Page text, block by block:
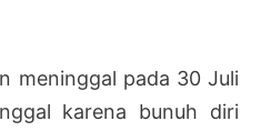
meninggal pada 30 Juli
karena bunuh diri